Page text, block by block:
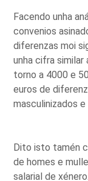
Facendo unha
convenios
diferenzas moi
unha cifra similar
torno a 4000 e
euros de
masculinizados
Dito isto tamén
de homes e
salarial de